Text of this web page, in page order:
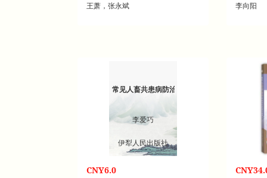
王萧，张永斌
李向阳
常见人畜共患病防治技术
李爱巧
伊犁人民出版社
CNY6.0